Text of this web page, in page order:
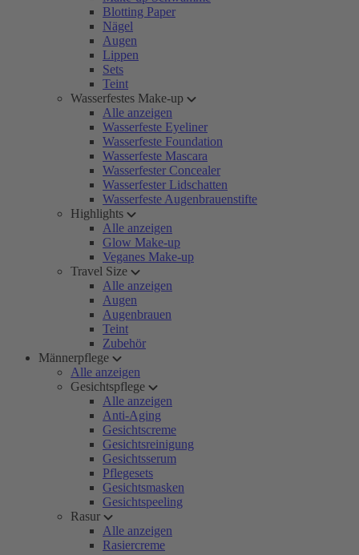
Blotting Paper
Nägel
Augen
Lippen
Sets
Teint
Wasserfestes Make-up
Alle anzeigen
Wasserfeste Eyeliner
Wasserfeste Foundation
Wasserfeste Mascara
Wasserfester Concealer
Wasserfester Lidschatten
Wasserfeste Augenbrauenstifte
Highlights
Alle anzeigen
Glow Make-up
Veganes Make-up
Travel Size
Alle anzeigen
Augen
Augenbrauen
Teint
Zubehör
Männerpflege
Alle anzeigen
Gesichtspflege
Alle anzeigen
Anti-Aging
Gesichtscreme
Gesichtsreinigung
Gesichtsserum
Pflegesets
Gesichtsmasken
Gesichtspeeling
Rasur
Alle anzeigen
Rasiercreme